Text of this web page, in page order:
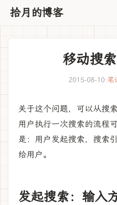
拾月的博客
移动搜
2015-08-10·笔
关于这个问题，可以从搜
用户执行一次搜索的流程
是：用户发起搜索，搜索
给用户。
发起搜索：输入